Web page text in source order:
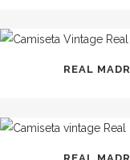
REAL